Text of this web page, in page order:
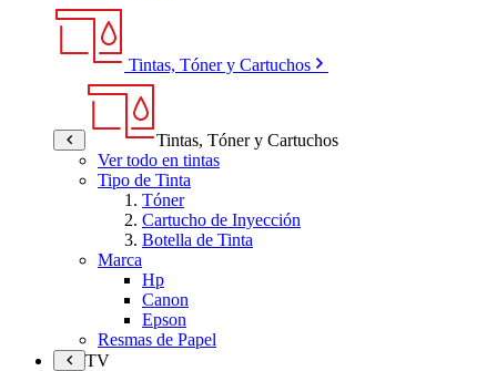
Tintas, Tóner y Cartuchos
Tintas, Tóner y Cartuchos
Ver todo en tintas
Tipo de Tinta
Tóner
Cartucho de Inyección
Botella de Tinta
Marca
Hp
Canon
Epson
Resmas de Papel
TV